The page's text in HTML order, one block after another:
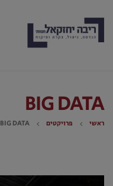
BIG DATA
ראשי פרויקטים BIG DATA